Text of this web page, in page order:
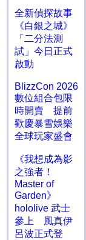
全新偵探故事
《白銀之城》
「二分法測
試」今日正式
啟動
BlizzCon 2026
數位組合包限
時開賣 提前
歡慶暴雪娛樂
全球玩家盛會
《我想成為影
之強者！
Master of
Garden》
hololive 武士
參上 風真伊
呂波正式登